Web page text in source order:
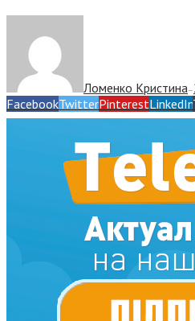
Ломенко Кристина—
FacebookTwitterPinterestLinkedIn